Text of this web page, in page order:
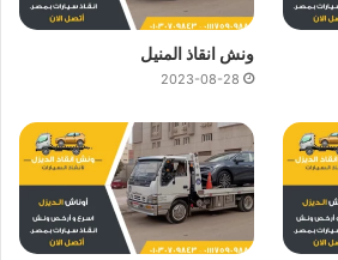
ونش انقاذ المنيل
2023-08-28